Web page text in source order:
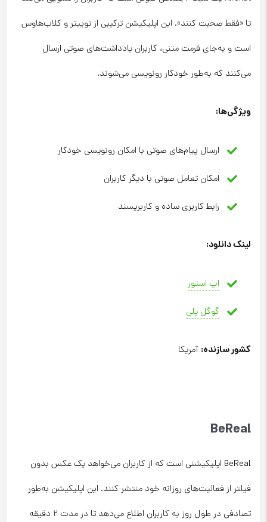
تا «فقط صحبت کنند». این اپلیکیشن ترکیبی از توییتر و کلاب‌هاوس
است و به‌جای فرمت متنی، کاربران یادداشت‌های صوتی ارسال
می‌کنند که به‌طور خودکار رونویسی می‌شوند.
ویژگی‌ها:
ارسال پیام‌های صوتی با امکان رونویسی خودکار
امکان تعامل صوتی با دیگر کاربران
رابط کاربری ساده و کاربرپسند
لینک دانلود:
اپ استور
گوگل پلی
کشور سازنده: آمریکا
BeReal
BeReal اپلیکیشنی است که از کاربران می‌خواهد یک عکس بدون
فیلتر از فعالیت‌های روزانه خود منتشر کنند. این اپلیکیشن به‌طور
تصادفی در طول روز به کاربران اطلاع می‌دهد تا در مدت ۲ دقیقه